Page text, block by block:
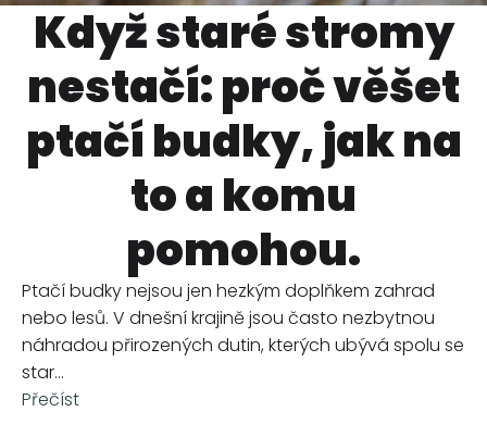
Když staré stromy
nestačí: proč věšet
ptačí budky, jak na
to a komu
pomohou.
Ptačí budky nejsou jen hezkým doplňkem zahrad
nebo lesů. V dnešní krajině jsou často nezbytnou
náhradou přirozených dutin, kterých ubývá spolu se
star...
Přečíst